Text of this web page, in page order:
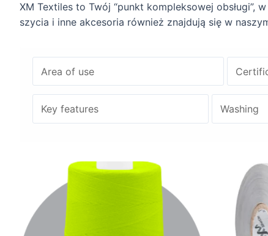
XM Textiles to Twój “punkt kompleksowej
szycia i inne akcesoria również znajdują się w